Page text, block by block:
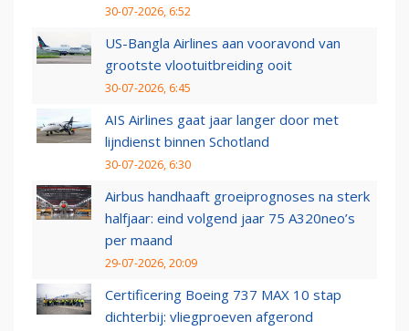
30-07-2026, 6:52
US-Bangla Airlines aan vooravond van
grootste vlootuitbreiding ooit
30-07-2026, 6:45
AIS Airlines gaat jaar langer door met
lijndienst binnen Schotland
30-07-2026, 6:30
Airbus handhaaft groeiprognoses na sterk
halfjaar: eind volgend jaar 75 A320neo’s
per maand
29-07-2026, 20:09
Certificering Boeing 737 MAX 10 stap
dichterbij: vliegproeven afgerond